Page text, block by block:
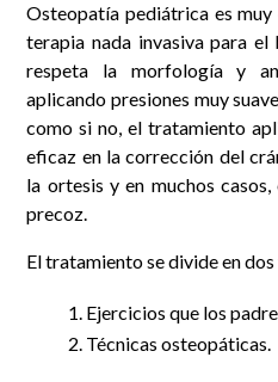
Osteopatía pediátrica es muy
terapia nada invasiva para
respeta la morfología y
aplicando presiones muy
como si no, el tratamiento
eficaz en la corrección del
la ortesis y en muchos
precoz.
El tratamiento se divide en dos
Ejercicios que los
Técnicas osteopáticas.